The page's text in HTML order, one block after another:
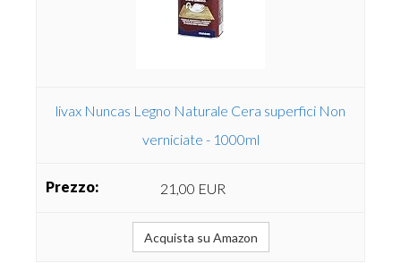
livax Nuncas Legno Naturale Cera superfici Non
verniciate - 1000ml
21,00 EUR
Acquista su Amazon